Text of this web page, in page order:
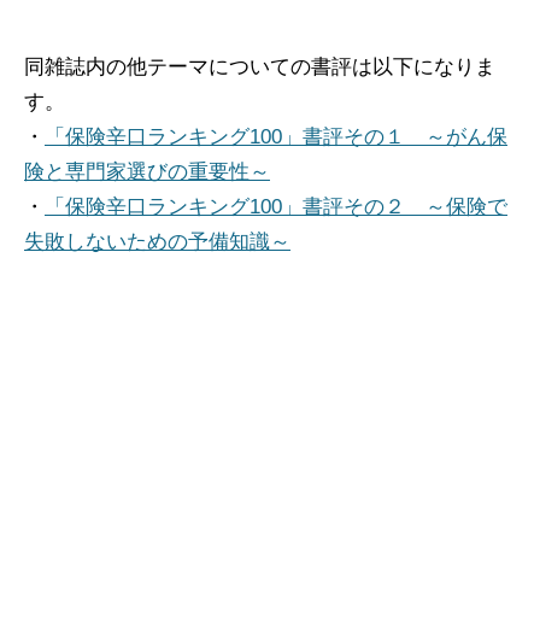
同雑誌内の他テーマについての書評は以下になりま
す。
・
「保険辛口ランキング100」書評その１ ～がん保
険と専門家選びの重要性～
・
「保険辛口ランキング100」書評その２ ～保険で
失敗しないための予備知識～